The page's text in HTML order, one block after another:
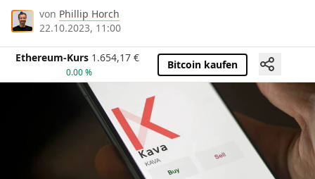
von Phillip Horch
22.10.2023, 11:00
Ethereum-Kurs 1.654,17 €
0.00 %
Bitcoin kaufen